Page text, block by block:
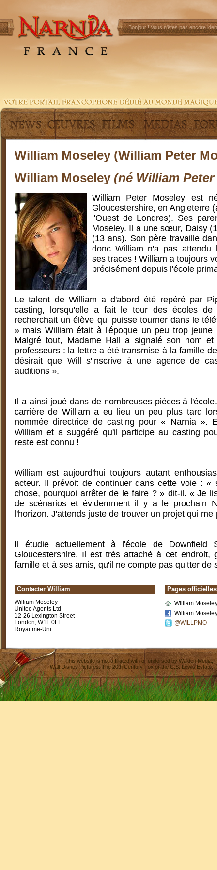
Bonjour !Vous n'êtes pas encore
William Moseley (William Peter
William Moseley (né William
William Peter Moseley est
Gloucestershire, en Angleterre
l'Ouest de Londres). Ses
Moseley. Il a une sœur, Daisy
(13 ans). Son père travaille
donc William n'a pas attendu
ses traces ! William a toujours
précisément depuis l'école
Le talent de William a d'abord été repéré par
casting, lorsqu'elle a fait le tour des écoles de
recherchait un élève qui puisse tourner dans le
» mais William était à l'époque un peu trop jeune
Malgré tout, Madame Hall a signalé son nom
professeurs : la lettre a été transmise à la famille
désirait que Will s'inscrive à une agence de
auditions ».
Il a ainsi joué dans de nombreuses pièces à
carrière de William a eu lieu un peu plus tard
nommée directrice de casting pour « Narnia ».
William et a suggéré qu'il participe au casting
reste est connu !
William est aujourd'hui toujours autant
acteur. Il prévoit de continuer dans cette voie : «
chose, pourquoi arrêter de le faire ? » dit-il. « Je
de scénarios et évidemment il y a le prochain
l'horizon. J'attends juste de trouver un projet qui
Il étudie actuellement à l'école de Downfield
Gloucestershire. Il est très attaché à cet endroit,
famille et à ses amis, qu'il ne compte pas quitter de
Contacter William
William Moseley
United Agents Ltd.
12-26 Lexington Street
London, W1F 0LE
Royaume-Uni
Pages
William
William
@WILLPMO
This website is not affiliated with or endorsed byWalden Media
Walt Disney Pictures,The 20th Century Fox or the C.S. Lewis Estate.